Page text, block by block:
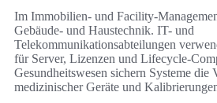
Im Immobilien- und Facility-
Gebäude- und Haustechnik. IT- und
Telekommunikationsabteilungen
für Server, Lizenzen und Lifecycle-
Gesundheitswesen sichern Systeme die
medizinischer Geräte und